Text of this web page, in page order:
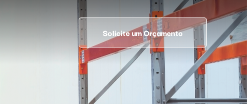
Solicite um Orçamento